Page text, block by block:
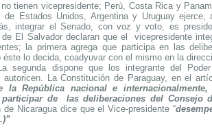
tienen vicepresidente; Perú, Costa Rica y
Estados Unidos, Argentina y Uruguay
integrar el Senado, con voz y voto, es
El Salvador declaran que el
vicepresidente
la primera agrega que participa en las
éste lo decida, coadyuvar con el mismo en la
segunda dispone que los integrante del
La Constitución de Paraguay, en el
la República nacional e
de las deliberaciones del
de Nicaragua dice que el Vice-presidente “